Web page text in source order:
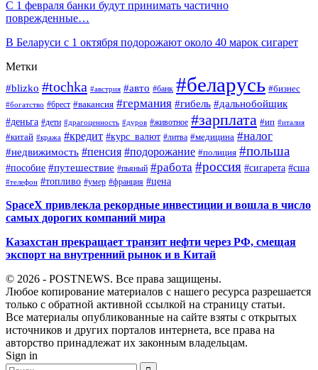
С 1 февраля банки будут принимать частично
поврежденные…
В Беларуси с 1 октября подорожают около 40 марок сигарет
Метки
#blizko #tochka #австрия #авто #банк #беларусь #бизнес
#богатство #брест #вакансия #германия #гибель #дальнобойщик
#деньга #дети #драгоценность #дуров #животное #зарплата #ип #италия
#китай #кража #кредит #курс_валют #литва #медицина #налог
#недвижимость #пенсия #подорожание #полиция #польша
#пособие #путешествие #пьяный #работа #россия #сигарета #сша
#телефон #топливо #умер #франция #цена
SpaceX привлекла рекордные инвестиции и вошла в число
самых дорогих компаний мира
Казахстан прекращает транзит нефти через РФ, смещая
экспорт на внутренний рынок и в Китай
© 2026 - POSTNEWS. Все права защищены.
Любое копирование материалов с нашего ресурса разрешается
только с обратной активной ссылкой на страницу статьи.
Все материалы опубликованные на сайте взяты с открытых
источников и других порталов интернета, все права на
авторство принадлежат их законным владельцам.
Sign in